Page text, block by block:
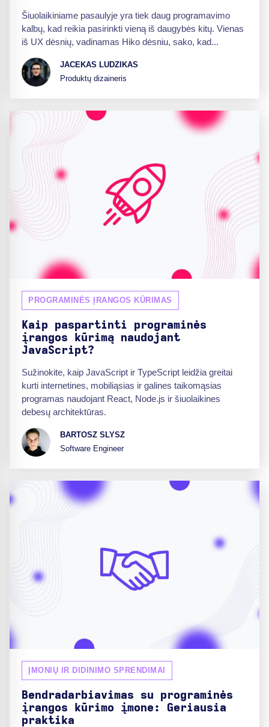
Šiuolaikiniame pasaulyje yra tiek daug programavimo
kalbų, kad reikia pasirinkti vieną iš daugybės kitų. Vienas
iš UX dėsnių, vadinamas Hiko dėsniu, sako, kad...
JACEKAS LUDZIKAS
Produktų dizaineris
PROGRAMINĖS ĮRANGOS KŪRIMAS
Kaip paspartinti programinės
įrangos kūrimą naudojant
JavaScript?
Sužinokite, kaip JavaScript ir TypeScript leidžia greitai
kurti internetines, mobiliąsias ir galines taikomąsias
programas naudojant React, Node.js ir šiuolaikines
debesų architektūras.
BARTOSZ SLYSZ
Software Engineer
ĮMONIŲ IR DIDINIMO SPRENDIMAI
Bendradarbiavimas su programinės
įrangos kūrimo įmone: Geriausia
praktika